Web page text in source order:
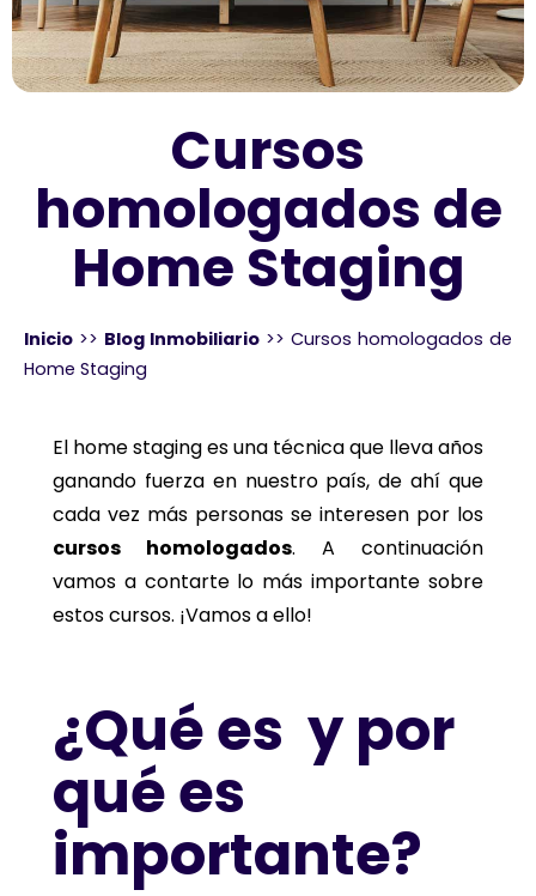
Cursos
homologados de
Home Staging
Inicio >> Blog Inmobiliario >> Cursos homologados de
Home Staging
El home staging es una técnica que lleva años
ganando fuerza en nuestro país, de ahí que
cada vez más personas se interesen por los
cursos homologados. A continuación
vamos a contarte lo más importante sobre
estos cursos. ¡Vamos a ello!
¿Qué es y por
qué es
importante?